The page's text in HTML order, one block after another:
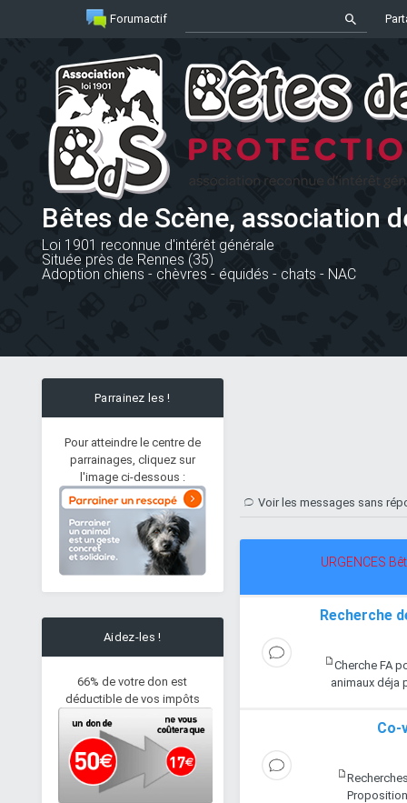
Forumactif
Bêtes de Scène, association
Loi 1901 reconnue d'intérêt générale
Située près de Rennes (35)
Adoption chiens - chèvres - équidés - chats - NAC
Parrainez les !
Pour atteindre le centre de
parrainages, cliquez sur
l'image ci-dessous :
Aidez-les !
66% de votre don est
déductible de vos impôts
Un covoiturage pour
Voir les messages sans
URGENCES
Recherche
Cherche FA
animaux déja
Co-